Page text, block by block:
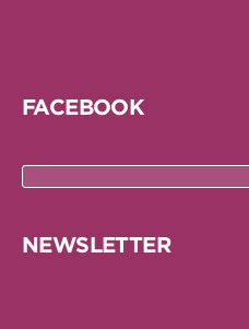
FACEBOOK
NEWSLETTER